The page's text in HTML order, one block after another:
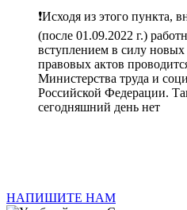
❗️Исходя из этого пункта,
(после 01.09.2022 г.)
вступлением в силу
правовых актов
Министерства труда и
Российской Федерации.
сегодняшний день нет
НАПИШИТЕ НАМ